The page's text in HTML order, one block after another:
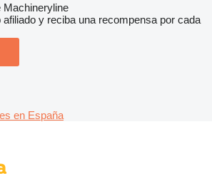
Machineryline
y reciba una recompensa por cada
en España